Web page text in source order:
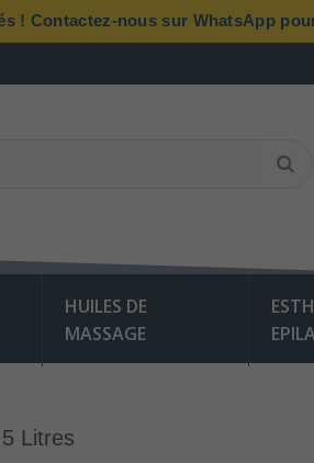
! Contactez-nous sur WhatsApp
HUILES DE
MASSAGE
Litres